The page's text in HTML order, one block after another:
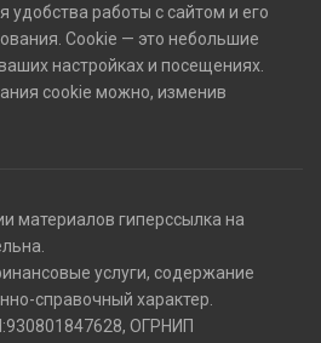
удобства работы с сайтом и его
Cookie — это небольшие
настройках и посещениях.
cookie можно, изменив
материалов гиперссылка на
услуги, содержание
справочный характер.
ОГРНИП